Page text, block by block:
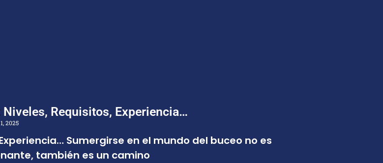
Requisitos, Experiencia…
2025
Sumergirse en el mundo del buceo no es
también es un camino